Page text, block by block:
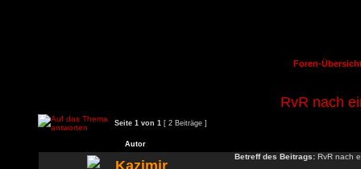
Foren-
RvR nach
Seite 1 von 1 [ 2 Beiträge ]
Autor
Kazimir
Betreff des Beitrags: RvR nach